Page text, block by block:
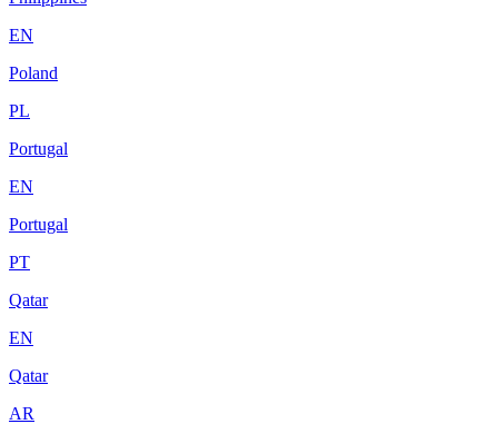
EN
Poland
PL
Portugal
EN
Portugal
PT
Qatar
EN
Qatar
AR